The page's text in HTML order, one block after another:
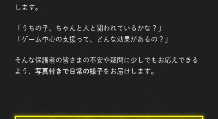
します。
「うちの子、ちゃんと人と関われているかな？」
「ゲーム中心の支援って、どんな効果があるの？」
そんな保護者の皆さまの不安や疑問に少しでもお応えできる
よう、 写真付きで日常の様子をお届けします。